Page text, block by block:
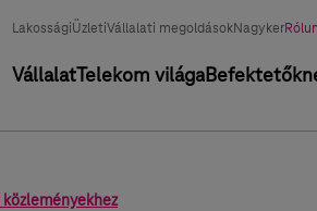
LakosságiÜzletiVállalati megoldásokNagyker
VállalatTelekom világa